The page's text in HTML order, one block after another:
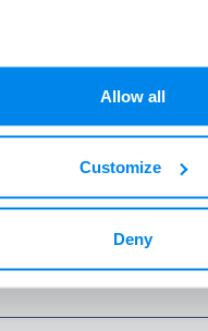
Allow all
Customize
Deny
ayuda para
lo ayudaremos a tomar la
sus objetivos comerciales